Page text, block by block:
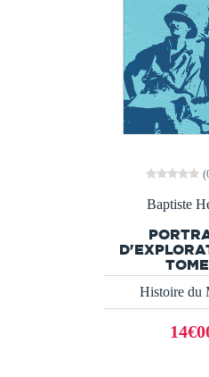
Baptiste
TOME
Histoire du